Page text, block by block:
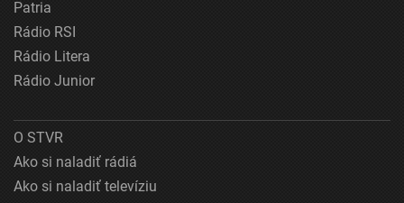
Patria
Rádio RSI
Rádio Litera
Rádio Junior
O STVR
Ako si naladiť rádiá
Ako si naladiť televíziu